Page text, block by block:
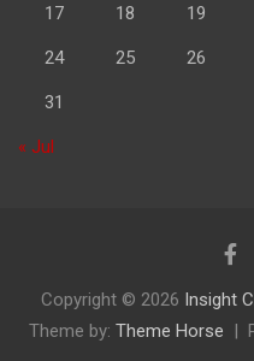
17 18 19
24 25 26
31
« Jul
Copyright © 2026 Insight
Theme by: Theme Horse